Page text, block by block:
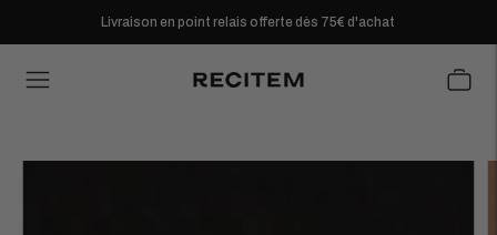
Livraison en point relais offerte dès 75€ d'achat